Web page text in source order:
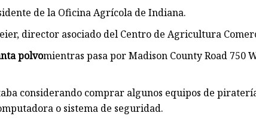
Cilindros hidraulicos
Para Maquinaria Agrícola
Para equipos de trabajo aéreo
Gatos para Camión y Autobús
de la Oficina Agrícola de Indiana.
director asociado del Centro de Agricultura
polvomientras pasa por Madison County Road 750
considerando comprar algunos equipos de
o sistema de seguridad.